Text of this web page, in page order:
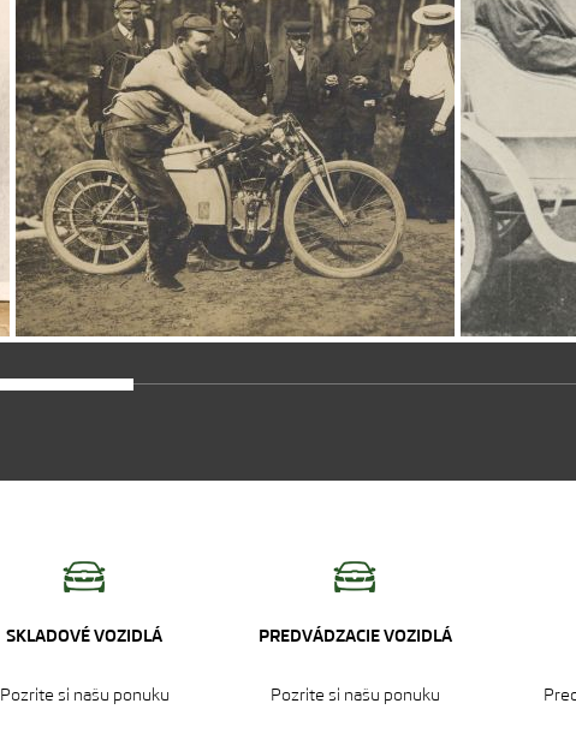
SKLADOVÉ VOZIDLÁ
Pozrite si našu ponuku‎
PREDVÁDZACIE VOZIDLÁ
Pozrite si našu ponuku‎